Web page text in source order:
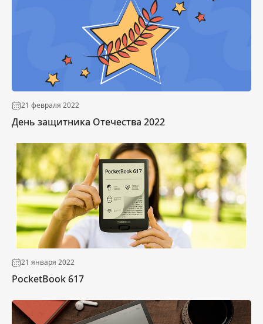
21 февраля 2022
День защитника Отечества 2022
21 января 2022
PocketBook 617